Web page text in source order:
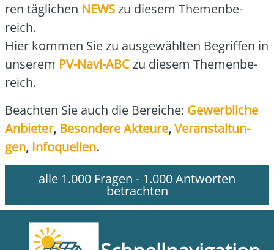
ren täg­li­chen NEWSzu die­sem The­men­be­
reich.
Hier kom­men Sie zu aus­ge­wähl­ten Begrif­fen in
unse­rem PV-Navi-ABCzu die­sem The­men­be­
reich.
Beach­ten Sie auch die Berei­che: Gewerb­li­che
Anbie­ter, Beson­de­re Akteu­re,Ver­an­stal­tun­
gen, Info­quel­len.
alle 1.000 Fragen - 1.000 Antworten
betrachten